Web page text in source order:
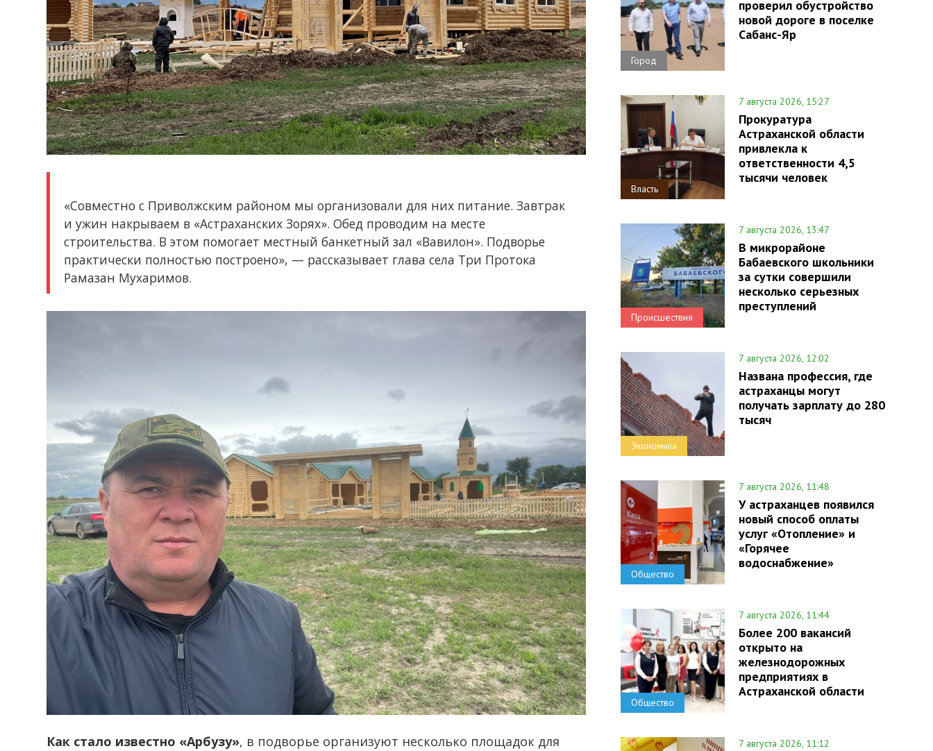
«Совместно с Приволжским районом мы организовали для них питание. Завтрак
и ужин накрываем в «Астраханских Зорях». Обед проводим на месте
строительства. В этом помогает местный банкетный зал «Вавилон». Подворье
практически полностью построено», — рассказывает глава села Три Протока
Рамазан Мухаримов.
Как стало известно «Арбузу», в подворье организуют несколько площадок для
Город
проверил обустройство
новой дороге в поселке
Сабанс-Яр
Власть
7 августа 2026, 15:27
Прокуратура
Астраханской области
привлекла к
ответственности 4,5
тысячи человек
Происшествия
7 августа 2026, 13:47
В микрорайоне
Бабаевского школьники
за сутки совершили
несколько серьезных
преступлений
Экономика
7 августа 2026, 12:02
Названа профессия, где
астраханцы могут
получать зарплату до 280
тысяч
Общество
7 августа 2026, 11:48
У астраханцев появился
новый способ оплаты
услуг «Отопление» и
«Горячее
водоснабжение»
Общество
7 августа 2026, 11:44
Более 200 вакансий
открыто на
железнодорожных
предприятиях в
Астраханской области
7 августа 2026, 11:12